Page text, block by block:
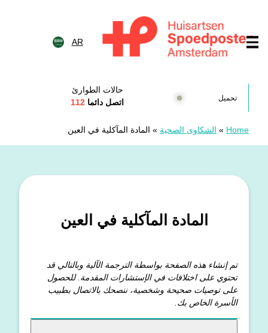
AR
تحميل
حالات الطوارئ
اتصل دائما 112
Home
» الشكاوى الصحية » المادة المآكلية في العين
المادة المآكلية في العين
تم إنشاء هذه الصفحة بواسطة الترجمة الآلية وبالتالي قد
تحتوي على اختلافات في الإستشارات المقدمة. للحصول
على توصيات صحيحة وشخصية، ننصحك بالاتصال بطبيب
الأسرة الخاص بك.